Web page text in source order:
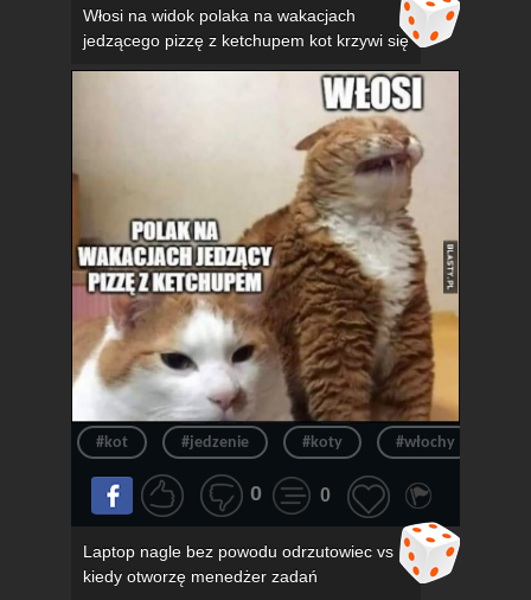
Włosi na widok polaka na wakacjach
jedzącego pizzę z ketchupem kot krzywi się
#kot #jedzenie #koty #włochy
0 0
Laptop nagle bez powodu odrzutowiec vs
kiedy otworzę menedżer zadań